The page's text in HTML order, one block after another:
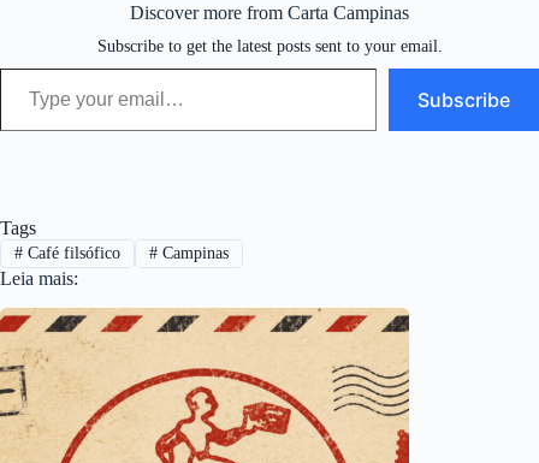
Discover more from Carta Campinas
Subscribe to get the latest posts sent to your email.
Type your email…
Subscribe
Tags
#Café filsófico #Campinas
Leia mais: